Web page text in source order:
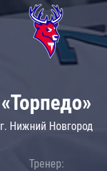
«Торпедо»
г. Нижний Новгород
Тренер: